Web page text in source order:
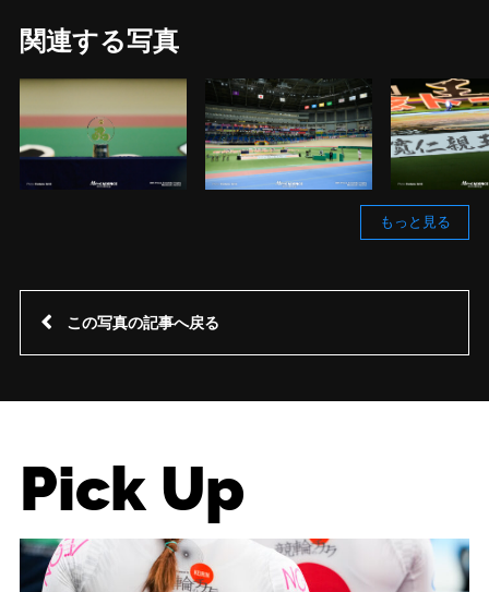
関連する写真
もっと見る
この写真の記事へ戻る
Pick Up